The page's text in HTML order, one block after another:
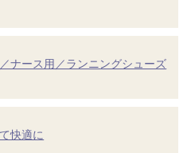
ナース用／ランニングシューズ
快適に